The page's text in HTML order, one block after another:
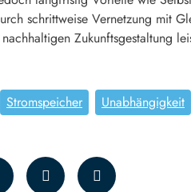
schrittweise Vernetzung mit
Zukunftsgestaltung
Stromspeicher Unabhängigkeit